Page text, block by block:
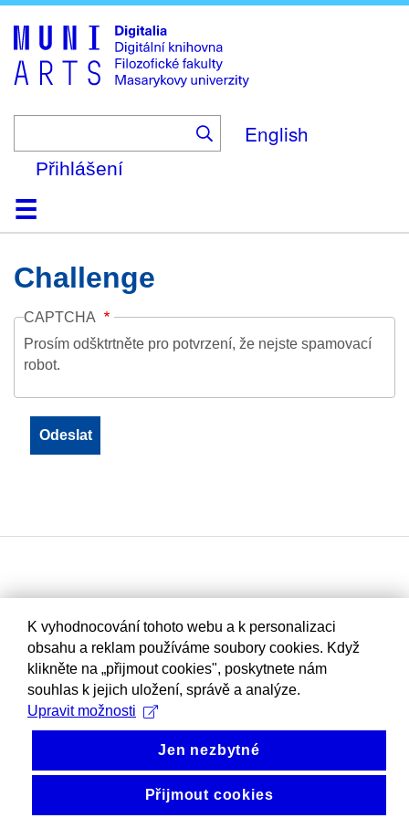
to
main
content
English
Přihlášení
DomůKolekce
Prohlížení
Vyhledávání
O platformě
Nápověda
KontaktDigitalia
Challenge
CAPTCHA
Prosím odšktrtněte pro potvrzení, že nejste spamovací
robot.
K vyhodnocování tohoto webu a k personalizaci
obsahu a reklam používáme soubory cookies. Když
klikněte na „přijmout cookies", poskytnete nám
souhlas k jejich uložení, správě a analýze.
Upravit možnosti
Jen nezbytné
Přijmout cookies